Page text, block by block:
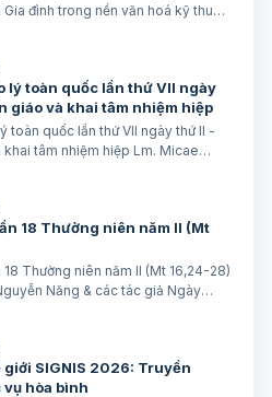
Gia đình trong nền văn hoá kỹ thuật
lý toàn quốc lần thứ VII ngày
giáo và khai tâm nhiệm hiệp
toàn quốc lần thứ VII ngày thứ II -
khai tâm nhiệm hiệp Lm. Micae
18 Thường niên năm II (Mt
18 Thường niên năm II (Mt 16,24-28)
Năng & các tác giả Ngày
thành khát má…
SIGNIS 2026: Truyền
hòa bình